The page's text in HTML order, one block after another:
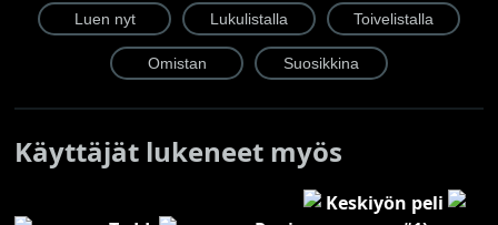
Käyttäjät lukeneet myös